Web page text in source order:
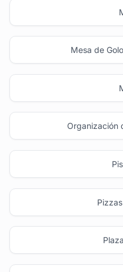
Mesa de
Organización